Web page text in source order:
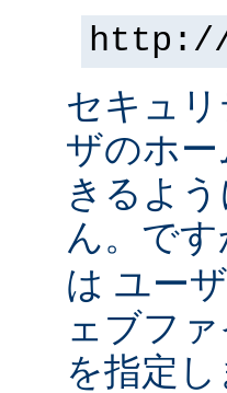
http://
セキュ
ザのホ
きるよ
ん。です
は ユー
ェブフ
を指定